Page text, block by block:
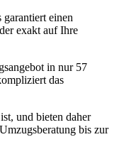
einen
exakt auf Ihre
in nur 57
das
und bieten daher
bis zur